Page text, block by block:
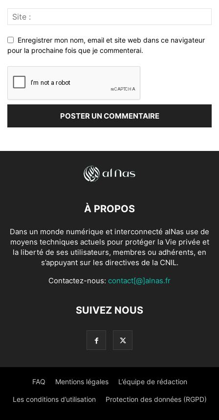
Enregistrer mon nom, email et site web dans ce navigateur
pour la prochaine fois que je commenterai.
À PROPOS
Dans un monde numérique et interconnecté alNas use de
moyens techniques actuels pour protéger la Vie privée et
la liberté de ses utilisateurs, membres ou adhérents, en
s’appuyant sur les directives de la CNIL.
Contactez-nous: contact[@]alnas.fr
SUIVEZ NOUS
FAQ Mentions légales L’équipe de rédaction
Les conditions d’utilisation Protection des données (RGPD)